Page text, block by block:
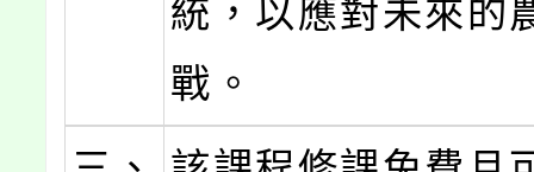
統，以應對未來的
戰。